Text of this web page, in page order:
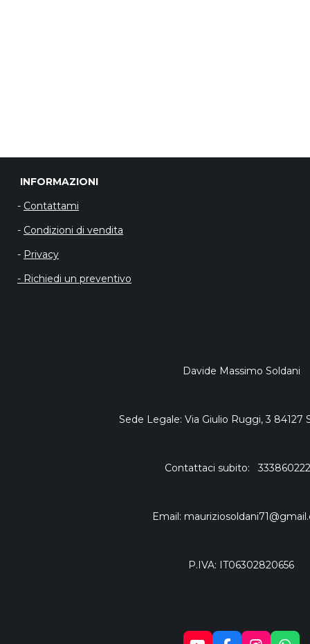
- Contattami
- Condizioni di vendita
- Privacy
- Richiedi un preventivo
Davide Massimo Soldani
Sede Legale: Via Giulio Ruggi, 3 84127
Contattaci subito:
Email:
P.IVA: IT06302820656